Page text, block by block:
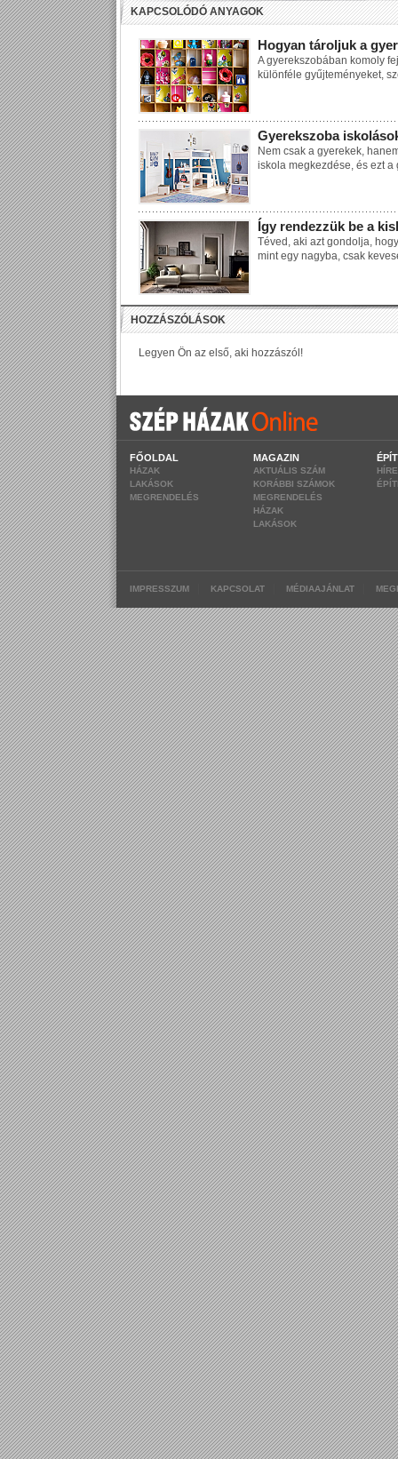
KAPCSOLÓDÓ ANYAGOK
Hogyan tároljuk a
A gyerekszobában komoly
különféle gyűjteményeket,
Gyerekszoba
Nem csak a gyerekek,
iskola megkezdése, és ezt
Így rendezzük be a
Téved, aki azt gondolja,
mint egy nagyba, csak
FŐOLDAL
HÁZAK
LAKÁSOK
MEGRENDELÉS
MAGAZIN
AKTUÁLIS SZÁM
KORÁBBI SZÁMOK
MEGRENDELÉS
HÁZAK
LAKÁSOK
IMPRESSZUM KAPCSOLAT MÉDIAAJÁNLAT